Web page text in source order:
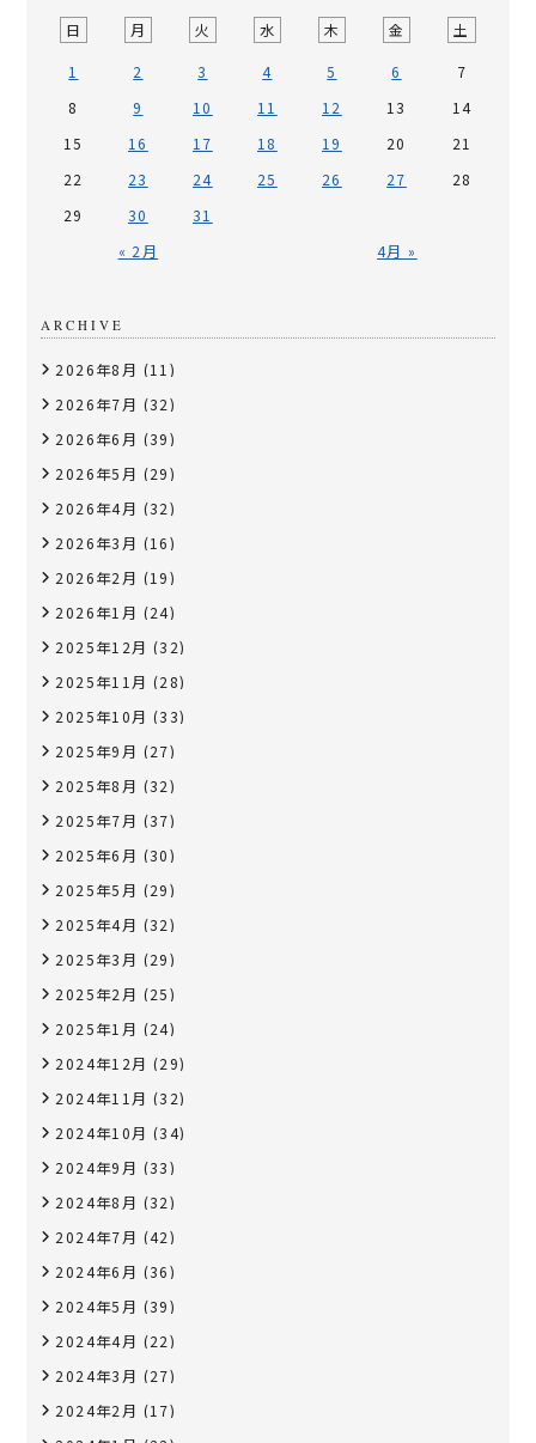
日 月 火 水 木 金 土
« 2月 4月 »
1 2 3 4 5 6
7
8
9 10 11 12 13
14
15
16 17 18 19 20
21
22
23 24 25 26 27
28
29
30 31
ARCHIVE
2026年8月 (11)
2026年7月 (32)
2026年6月 (39)
2026年5月 (29)
2026年4月 (32)
2026年3月 (16)
2026年2月 (19)
2026年1月 (24)
2025年12月 (32)
2025年11月 (28)
2025年10月 (33)
2025年9月 (27)
2025年8月 (32)
2025年7月 (37)
2025年6月 (30)
2025年5月 (29)
2025年4月 (32)
2025年3月 (29)
2025年2月 (25)
2025年1月 (24)
2024年12月 (29)
2024年11月 (32)
2024年10月 (34)
2024年9月 (33)
2024年8月 (32)
2024年7月 (42)
2024年6月 (36)
2024年5月 (39)
2024年4月 (22)
2024年3月 (27)
2024年2月 (17)